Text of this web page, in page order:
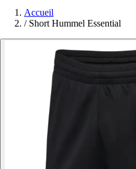
Accueil
/ Short Hummel Essential